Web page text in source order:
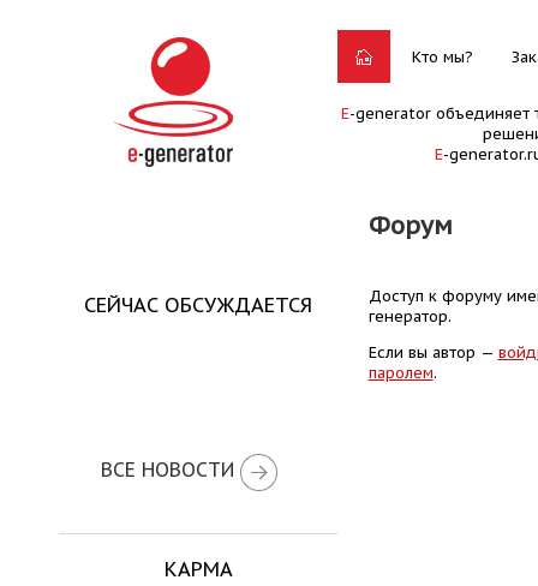
Кто мы?
E-generator объединяет
E-
Форум
СЕЙЧАС ОБСУЖДАЕТСЯ
ВСЕ НОВОСТИ
КАРМА
Доступ к форуму
генератор.
Если вы автор —
паролем.